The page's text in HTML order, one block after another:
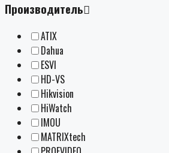
Производитель
ATIX
Dahua
ESVI
HD-VS
Hikvision
HiWatch
IMOU
MATRIXtech